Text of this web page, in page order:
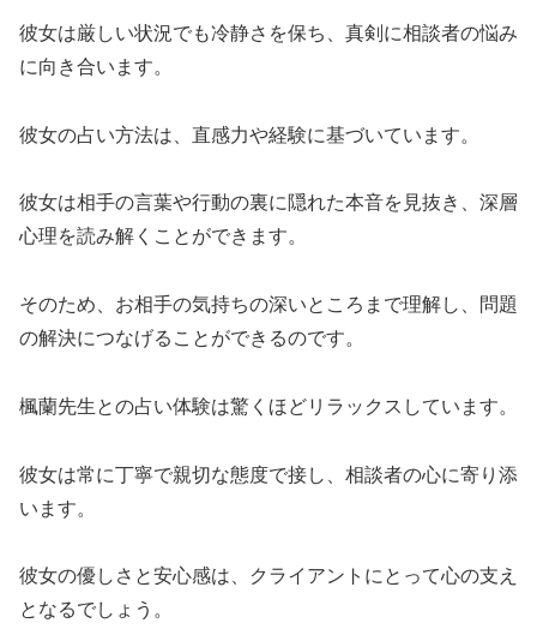
彼女は厳しい状況でも冷静さを保ち、真剣に相談者の悩み
に向き合います。
彼女の占い方法は、直感力や経験に基づいています。
彼女は相手の言葉や行動の裏に隠れた本音を見抜き、深層
心理を読み解くことができます。
そのため、お相手の気持ちの深いところまで理解し、問題
の解決につなげることができるのです。
楓蘭先生との占い体験は驚くほどリラックスしています。
彼女は常に丁寧で親切な態度で接し、相談者の心に寄り添
います。
彼女の優しさと安心感は、クライアントにとって心の支え
となるでしょう。